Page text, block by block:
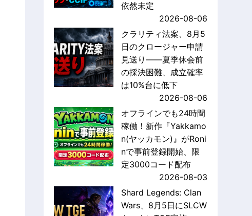
依然未定
2026-08-06
クラリティ法案、8月5
日のクロージャー申請
見送り——夏季休会前
の採決困難、成立確率
は10%台に低下
2026-08-06
オフラインでも24時間
稼働！新作『Yakkamo
n(ヤッカモン)』がRoni
nで事前登録開始、限
定3000コード配布
2026-08-03
Shard Legends: Clan
Wars、8月5日にSLCW